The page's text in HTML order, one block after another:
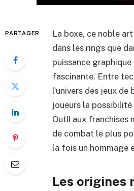
PARTAGER
La boxe, ce noble
dans les rings que
puissance
fascinante. Entre
l’univers des jeux
joueurs la possibilité
Out!! aux franchises
de combat le plus
la fois un hommage
Les origines